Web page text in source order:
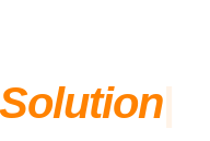
Solution|